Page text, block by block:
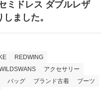
ミドレス ダブルレザ
ました。
REDWING
アクセサリー
バッグ ブランド古着
ブーツ